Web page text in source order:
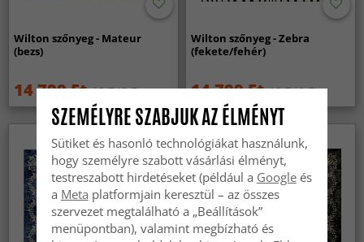
Wilton szőnyeg - Mateur
(bezs)
14 799 Ft 19 749 Ft
Wilton szőnyeg - Zebra
(fekete/fehér)
14 799 Ft 19 749 Ft
SZEMÉLYRE SZABJUK AZ ÉLMÉNYT
Sütiket és hasonló technológiákat használunk,
hogy személyre szabott vásárlási élményt,
testreszabott hirdetéseket (például a Googleés
a Meta platformjain keresztül – az összes
szervezet megtalálható a „Beállítások”
menüpontban), valamint megbízható és